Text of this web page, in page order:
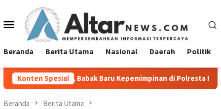
konten Menu
Mobile
Beranda Berita Utama Nasional Daerah Politik
Konten Spesial
Babak Baru Kepemimpinan di Polresta Bandar Lampung
Beranda Berita Utama